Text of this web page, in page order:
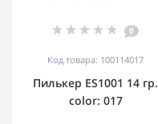
0
Код товара: 100114017
Пилькер ES1001 14 гр.
color: 017